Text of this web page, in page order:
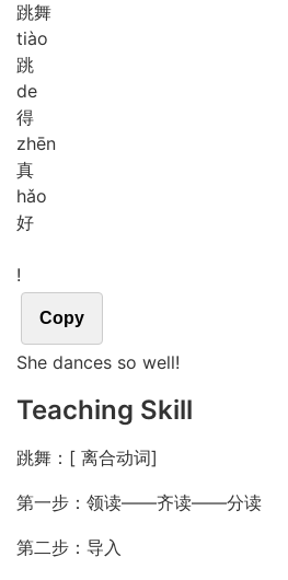
跳舞
tiào
跳
de
得
zhēn
真
hǎo
好
!
Copy
She dances so well!
Teaching Skill
跳舞：[ 离合动词]
第一步：领读——齐读——分读
第二步：导入